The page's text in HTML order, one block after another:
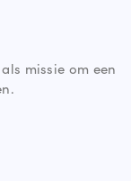
missie om een